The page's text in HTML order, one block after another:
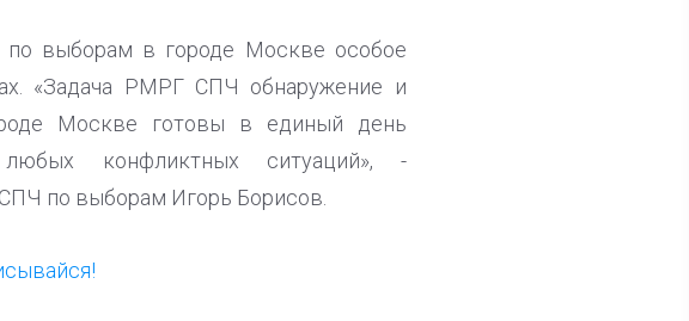
по выборам в городе Москве особое
«Задача РМРГ СПЧ обнаружение и
Москве готовы в единый день
конфликтных ситуаций», -
по выборам Игорь Борисов.